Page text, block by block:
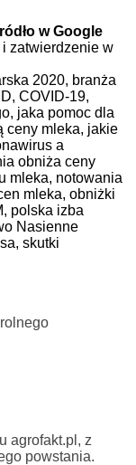
w Google
zatwierdzenie w
2020, branża
COVID-19,
jaka pomoc dla
ceny mleka, jakie
a
obniża ceny
mleka, notowania
mleka, obniżki
polska izba
Nasienne
skutki
agrofakt.pl, z
powstania.